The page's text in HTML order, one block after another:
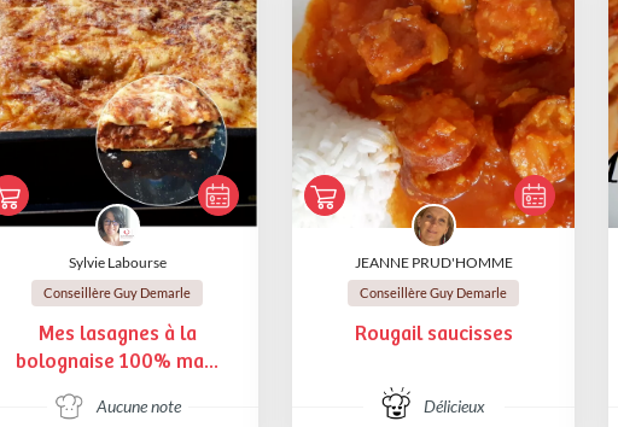
Sylvie Labourse
Conseillère Guy Demarle
Mes lasagnes à la
bolognaise 100% ma...
Aucune note
JEANNE PRUD'HOMME
Conseillère Guy Demarle
Rougail saucisses
Délicieux